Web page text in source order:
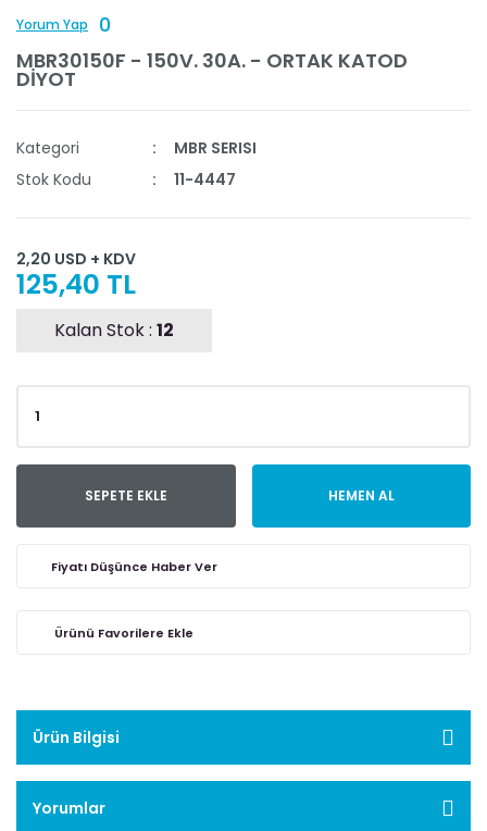
Yorum Yap
0
MBR30150F - 150V. 30A. - ORTAK KATOD
DİYOT
Kategori
MBR SERISI
Stok Kodu
11-4447
2,20 USD + KDV
125,40 TL
Kalan Stok : 12
SEPETE EKLE HEMEN AL
Fiyatı Düşünce Haber Ver
Ürün Bilgisi
Yorumlar